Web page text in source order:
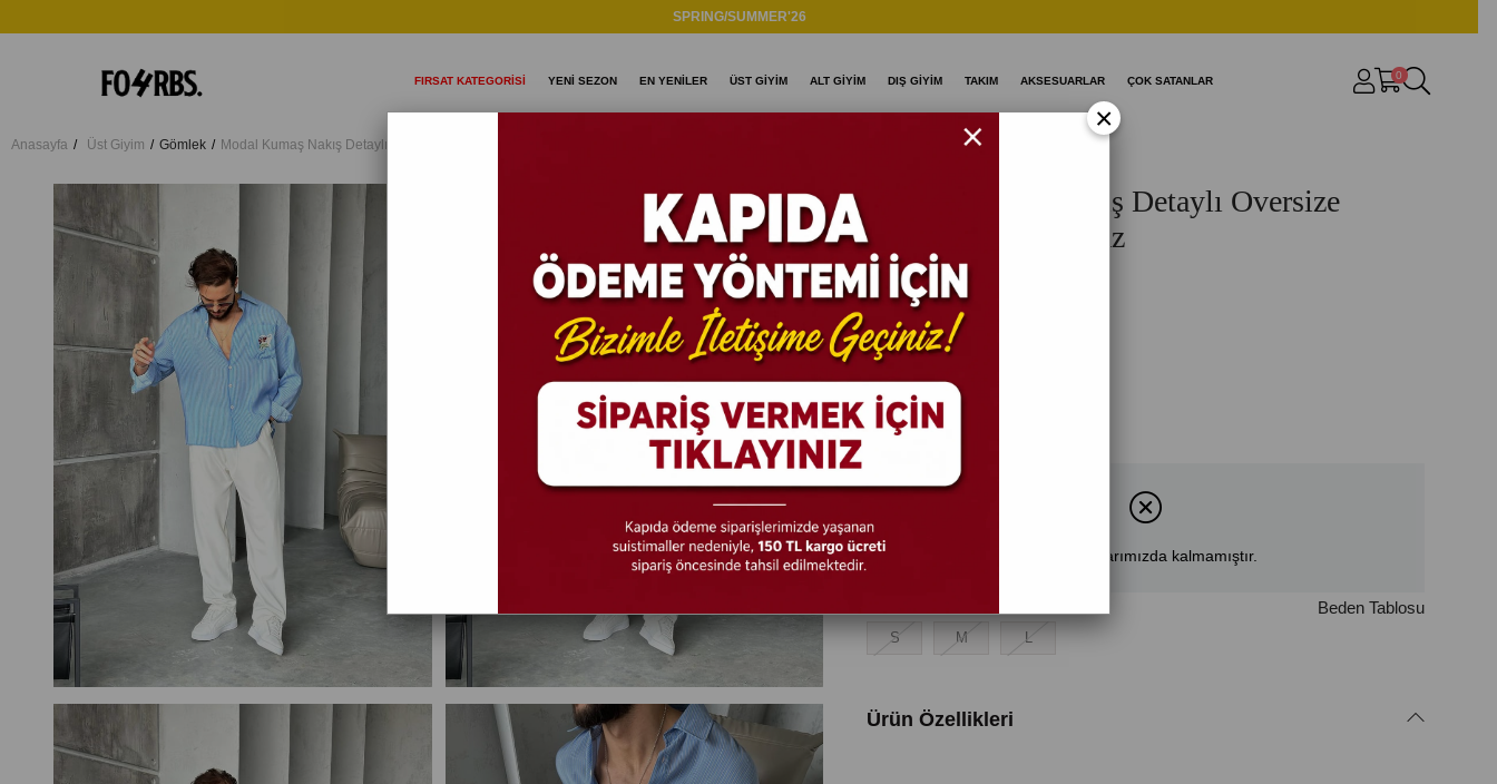
SPRING/SUMMER'26
FIRSAT KATEGORİSİ YENİ SEZON EN YENİLER ÜST GİYİM ALT GİYİM DIŞ GİYİM TAKIM AKSESUARLAR ÇOK SATANLAR 0
Anasayfa Üst Giyim Gömlek Modal Kumaş Nakış Detaylı Oversize Gömlek Mavi Beyaz
Modal Kumaş Nakış Detaylı Oversize
Gömlek Mavi Beyaz
Stok Kodu (GM56120)
₺1.099,90
Ürün stoklarımızda kalmamıştır.
S M L
Beden Tablosu
Ürün Özellikleri
×